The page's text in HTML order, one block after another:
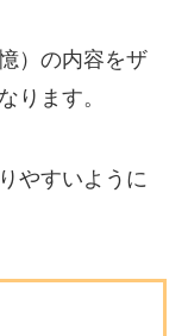
）の内容をザ
ります。
やすいように